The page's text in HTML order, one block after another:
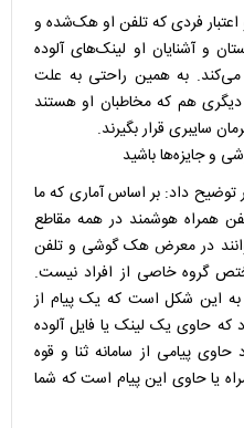
فردی که تلفن او هک‌شده و
و آشنایان او لینک‌های آلوده
می‌کند. به همین راحتی به علت
هم که مخاطبان او هستند
سایبری قرار بگیرند.
و جایزه‌ها باشید
داد: بر اساس آماری که ما
همراه هوشمند در همه مقاطع
در معرض هک گوشی و تلفن
گروه خاصی از افراد نیست.
این شکل است که یک پیام از
حاوی یک لینک یا فایل آلوده
پیامی از سامانه ثنا و قوه
یا حاوی این پیام است که شما